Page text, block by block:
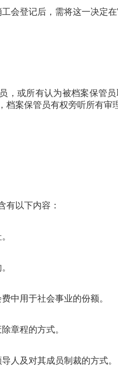
会登记后，需将这一决定
或所有认为被档案保管员
档案保管员有权旁听所有审
以下内容：
中用于社会事业的份额。
章程的方式。
人及对其成员制裁的方式。